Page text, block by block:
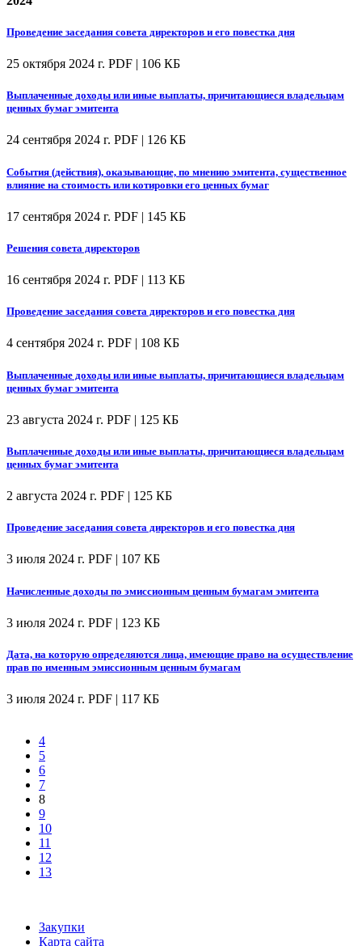
Проведение заседания совета директоров и его повестка дня
25 октября 2024 г. PDF | 106 КБ
Выплаченные доходы или иные выплаты, причитающиеся владельцам
ценных бумаг эмитента
24 сентября 2024 г. PDF | 126 КБ
События (действия), оказывающие, по мнению эмитента, существенное
влияние на стоимость или котировки его ценных бумаг
17 сентября 2024 г. PDF | 145 КБ
Решения совета директоров
16 сентября 2024 г. PDF | 113 КБ
Проведение заседания совета директоров и его повестка дня
4 сентября 2024 г. PDF | 108 КБ
Выплаченные доходы или иные выплаты, причитающиеся владельцам
ценных бумаг эмитента
23 августа 2024 г. PDF | 125 КБ
Выплаченные доходы или иные выплаты, причитающиеся владельцам
ценных бумаг эмитента
2 августа 2024 г. PDF | 125 КБ
Проведение заседания совета директоров и его повестка дня
3 июля 2024 г. PDF | 107 КБ
Начисленные доходы по эмиссионным ценным бумагам эмитента
3 июля 2024 г. PDF | 123 КБ
Дата, на которую определяются лица, имеющие право на осуществление
прав по именным эмиссионным ценным бумагам
3 июля 2024 г. PDF | 117 КБ
4
5
6
7
8
9
10
11
12
13
Закупки
Карта сайта